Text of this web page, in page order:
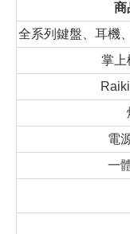
商
全系列鍵盤、耳機
掌上
電
一